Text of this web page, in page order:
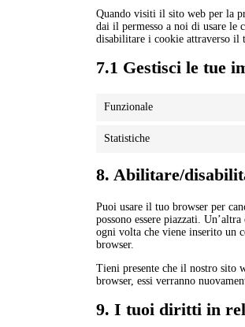
Quando visiti il sito web per la
dai il permesso a noi di usare le
disabilitare i cookie attraverso il
7.1 Gestisci le tue
Funzionale
Statistiche
8. Abilitare/
Puoi usare il tuo browser per
possono essere piazzati.
ogni volta che viene inserito un
browser.
Tieni presente che il nostro sito
browser, essi verranno
9. I tuoi diritti in